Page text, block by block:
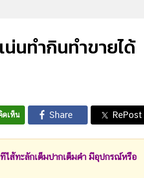
นทำกินทำขายได้
ดเห็น
ไส้ทะลักเต็มปากเต็มคำ มีอุปกรณ์หรือ